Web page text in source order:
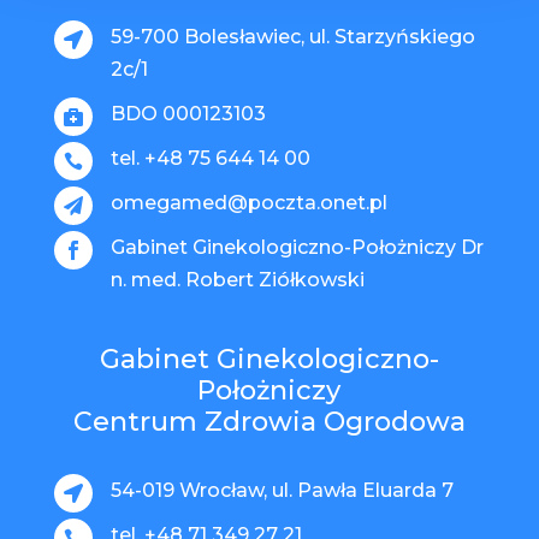

59-700 Bolesławiec, ul. Starzyńskiego
2c/1
 BDO 000123103
 tel. +48 75 644 14 00
 omegamed@poczta.onet.pl

Gabinet Ginekologiczno-Położniczy Dr
n. med. Robert Ziółkowski
Gabinet Ginekologiczno-
Położniczy
Centrum Zdrowia Ogrodowa
 54-019 Wrocław, ul. Pawła Eluarda 7